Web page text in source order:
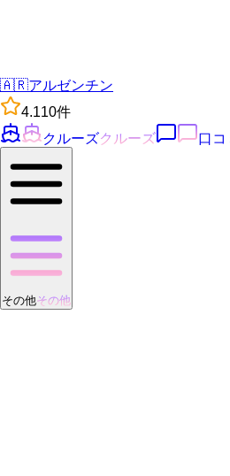
🇦🇷アルゼンチン
4.110件
クルーズクルーズ 口コ
その他その他